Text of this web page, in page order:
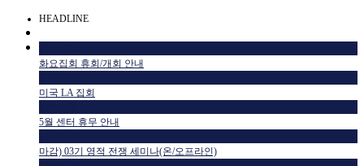
HEADLINE
화요집회 휴회/개회 안내
미국 LA 집회
5월 센터 휴무 안내
마감) 03기 영적 전쟁 세미나(온/오프라인)